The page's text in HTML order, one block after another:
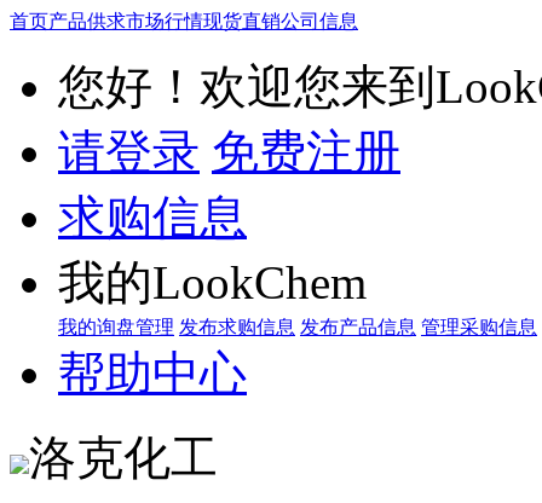
首页产品供求市场行情现货直销公司信息
您好！欢迎您来到
请登录 免费注册
求购信息
我的LookChem
我的询盘管理 发布求购信息 发布产品信息 管理采购信息
帮助中心
洛克化工